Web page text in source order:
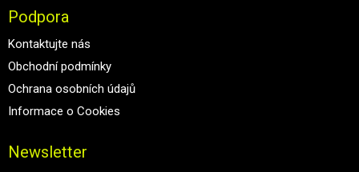
Podpora
Kontaktujte nás
Obchodní podmínky
Ochrana osobních údajů
Informace o Cookies
Newsletter